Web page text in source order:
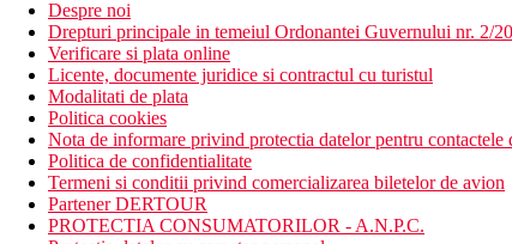
Despre noi
Drepturi principale in temeiul Ordonantei Guvernului nr. 2/
Verificare si plata online
Licente, documente juridice si contractul cu turistul
Modalitati de plata
Politica cookies
Nota de informare privind protectia datelor pentru contactele
Politica de confidentialitate
Termeni si conditii privind comercializarea biletelor de avion
Partener DERTOUR
PROTECTIA CONSUMATORILOR - A.N.P.C.